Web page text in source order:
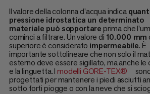
Il valore della colonna d'acqua indica
pressione idrostatica un determinato
materiale può sopportareprima che
cominci a filtrare. Un valore di 10.000 mm
superiore è considerato impermeabile. È
importante sottolineare che non solo il
esterno deve essere sigillato, ma anche le
e la linguetta. Imodelli GORE-TEX®
progettati per mantenere i piedi asciutti
sotto forti piogge o con la neve che si